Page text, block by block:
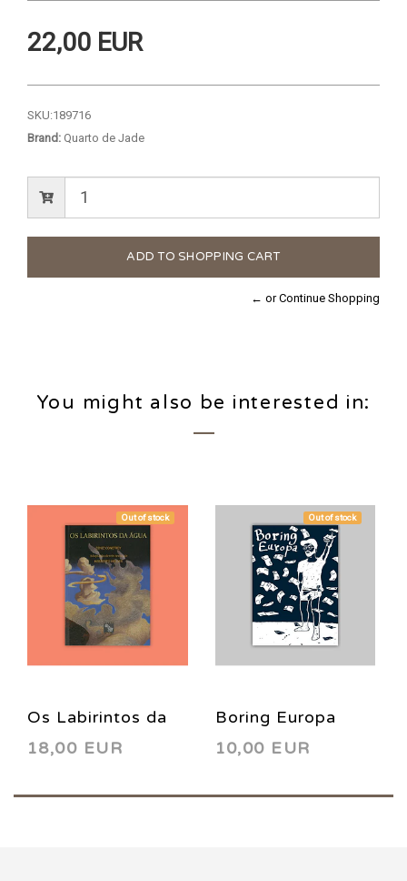
22,00 EUR
SKU:189716
Brand: Quarto de Jade
← or Continue Shopping
You might also be interested in:
Out of stock
Os Labirintos da
Água
18,00 EUR
Out of stock
Boring Europa
10,00 EUR